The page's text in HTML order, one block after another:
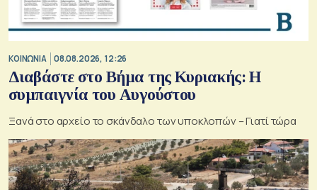
ΚΟΙΝΩΝΙΑ 08.08.2026, 12:26
Διαβάστε στο Βήμα της Κυριακής: Η
συμπαιγνία του Αυγούστου
Ξανά στο αρχείο το σκάνδαλο των υποκλοπών – Γιατί τώρα